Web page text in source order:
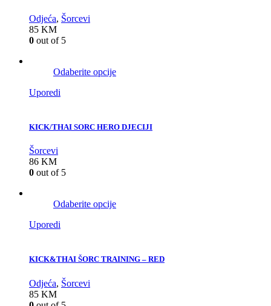
Odjeća, Šorcevi
85 KM
0 out of 5
Odaberite opcije
Uporedi
KICK/THAI SORC HERO DJECIJI
Šorcevi
86 KM
0 out of 5
Odaberite opcije
Uporedi
KICK&THAI ŠORC TRAINING – RED
Odjeća, Šorcevi
85 KM